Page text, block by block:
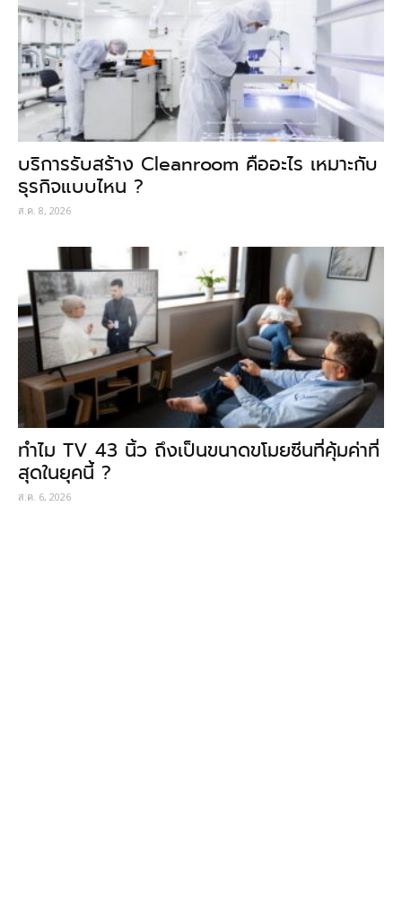
บริการรับสร้าง Cleanroom คืออะไร เหมาะกับ
ธุรกิจแบบไหน ?
ส.ค. 8, 2026
ทำไม TV 43 นิ้ว ถึงเป็นขนาดขโมยซีนที่คุ้มค่าที่
สุดในยุคนี้ ?
ส.ค. 6, 2026